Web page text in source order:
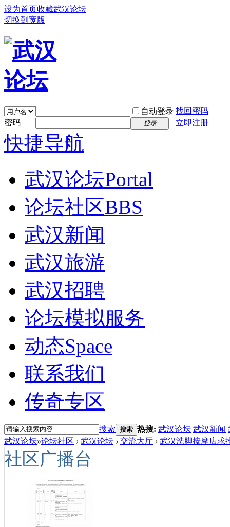
设为首页收藏武汉论坛
切换到宽版
自动登录 找回密码
密码
登录 立即注册
快捷导航
武汉论坛Portal
论坛社区BBS
武汉新闻
武汉旅游
武汉招聘
论坛模拟服务
动态Space
联系我们
传奇专区
搜索 搜索 热搜: 武汉论坛 武汉新闻
武汉论坛»论坛社区 › 武汉论坛 › 交流大厅 › 武汉洗脚按摩店求
社区广播台